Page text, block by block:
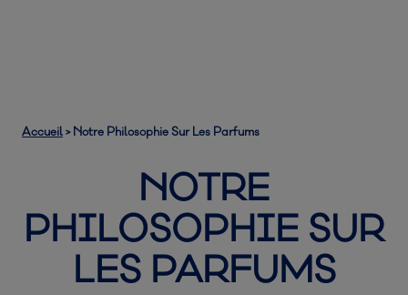
Accueil> Notre Philosophie Sur Les Parfums
NOTRE
PHILOSOPHIE SUR
LES PARFUMS